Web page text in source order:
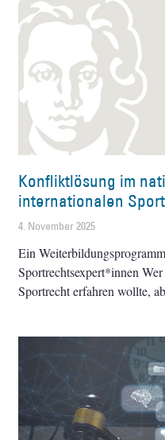
Konfliktlösung im
internationalen Sport
4. November 2025
Ein
Sportrechtsexpert*innen
Sportrecht erfahren wollte,